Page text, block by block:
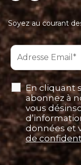
Soyez au courant
En cliquant
abonnez à
vous
données et
de